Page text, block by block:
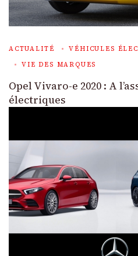
ACTUALITÉ
VÉHICULES
VIE DES MARQUES
Opel Vivaro-e 2020 : A
électriques